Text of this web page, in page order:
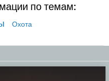
по темам:
Охота